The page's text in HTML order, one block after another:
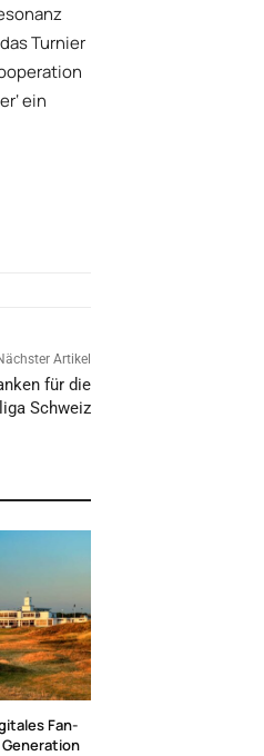
Turnier
ein
Artikel
für die
Schweiz
Fan-